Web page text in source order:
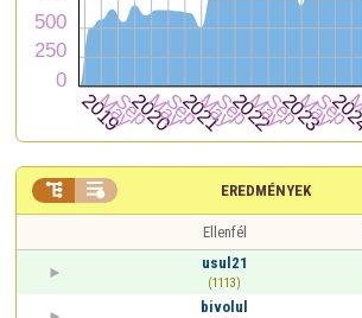
EREDMÉNYEK
 
Ellenfél
usul21
(1113)
bivolul